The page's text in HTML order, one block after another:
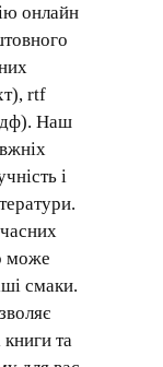
онлайн
rtf
Наш
і
може
смаки.
та